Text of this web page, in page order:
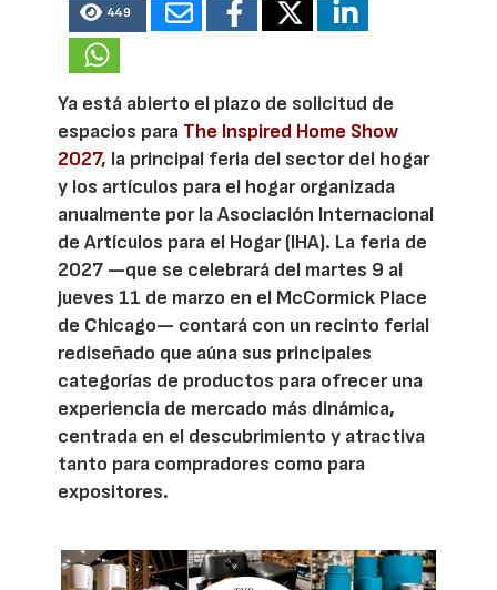
449
Ya está abierto el plazo de solicitud de
espacios para The Inspired Home Show
2027, la principal feria del sector del hogar
y los artículos para el hogar organizada
anualmente por la Asociación Internacional
de Artículos para el Hogar (IHA). La feria de
2027 —que se celebrará del martes 9 al
jueves 11 de marzo en el McCormick Place
de Chicago— contará con un recinto ferial
rediseñado que aúna sus principales
categorías de productos para ofrecer una
experiencia de mercado más dinámica,
centrada en el descubrimiento y atractiva
tanto para compradores como para
expositores.